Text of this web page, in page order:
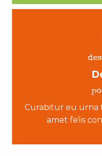
Curabitur eu urna
amet felis